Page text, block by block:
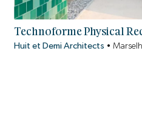
Technoforme Physical
Huit et Demi Architects •